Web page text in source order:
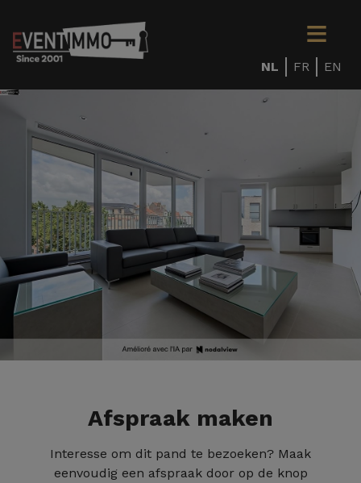
NL FR EN
Afspraak maken
Interesse om dit pand te bezoeken? Maak
eenvoudig een afspraak door op de knop